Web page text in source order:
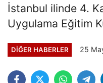
İstanbul ilinde 4.
Uygulama Eğitim
DIĞER HABERLER 25